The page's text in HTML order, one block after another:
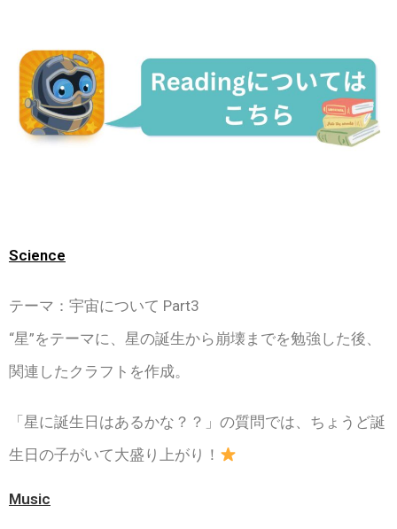
Science
テーマ：宇宙について Part3
“星”をテーマに、星の誕生から崩壊までを勉強した後、
関連したクラフトを作成。
「星に誕生日はあるかな？？」の質問では、ちょうど誕
生日の子がいて大盛り上がり！
Music